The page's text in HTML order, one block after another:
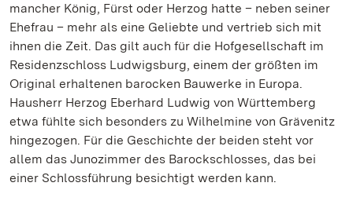
mancher König, Fürst oder Herzog hatte – neben seiner
Ehefrau – mehr als eine Geliebte und vertrieb sich mit
ihnen die Zeit. Das gilt auch für die Hofgesellschaft im
Residenzschloss Ludwigsburg, einem der größten im
Original erhaltenen barocken Bauwerke in Europa.
Hausherr Herzog Eberhard Ludwig von Württemberg
etwa fühlte sich besonders zu Wilhelmine von Grävenitz
hingezogen. Für die Geschichte der beiden steht vor
allem das Junozimmer des Barockschlosses, das bei
einer Schlossführung besichtigt werden kann.